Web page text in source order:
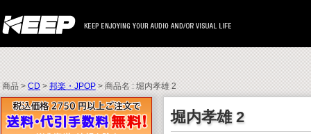
商品 >CD>邦楽・JPOP> 商品名 : 堀内孝雄 2
堀内孝雄 2